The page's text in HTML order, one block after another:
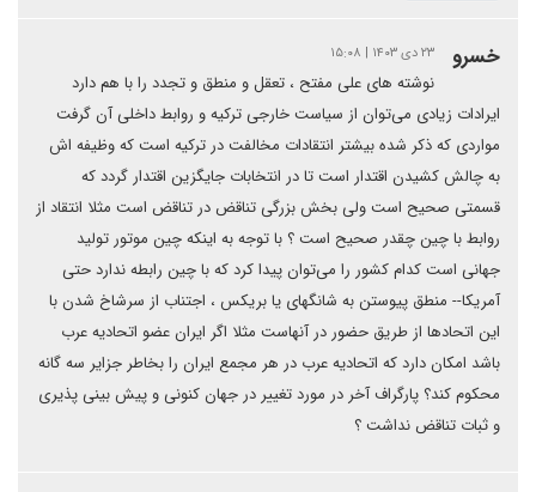
خسرو ۲۳ دی ۱۴۰۳ | ۱۵:۰۸
نوشته های علی مفتح ، تعقل و منطق و تجدد را با هم دارد
ایرادات زیادی می‌توان از سیاست خارجی ترکیه و روابط داخلی آن گرفت
مواردی که ذکر شده بیشتر انتقادات مخالفت در ترکیه است که وظیفه اش
به چالش کشیدن اقتدار است تا در انتخابات جایگزین اقتدار گردد که
قسمتی صحیح است ولی بخش بزرگی تناقض در تناقض است مثلا انتقاد از
روابط با چین چقدر صحیح است ؟ با توجه به اینکه چین موتور تولید
جهانی است کدام کشور را می‌توان پیدا کرد که با چین رابطه ندارد حتی
آمریکا-- منطق پیوستن به شانگهای یا بریکس ، اجتناب از سرشاخ شدن با
این اتحادها از طریق حضور در آنهاست مثلا اگر ایران عضو اتحادیه عرب
باشد امکان دارد که اتحادیه عرب در هر مجمع ایران را بخاطر جزایر سه گانه
محکوم کند؟ پارگراف آخر در مورد تغییر در جهان کنونی و پیش بینی پذیری
و ثبات تناقض نداشت ؟